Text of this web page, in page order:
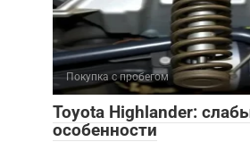
Покупка с пробегом
Toyota Highlander:
особенности